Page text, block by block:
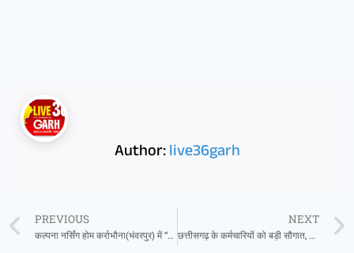
Author:live36garh
PREVIOUS
कल्पना नर्सिंग होम कर्राभौना(भंवरपुर) में “जनरल सर्जन”डॉ प्रदीप कुमार प्रतिदिन उपलब्ध रहेंगे
NEXT
छत्तीसगढ़ के कर्मचारियों को बड़ी सौगात, बिना प्रीमियम मिलेगा 1.60 करोड़ का बीमा कवर